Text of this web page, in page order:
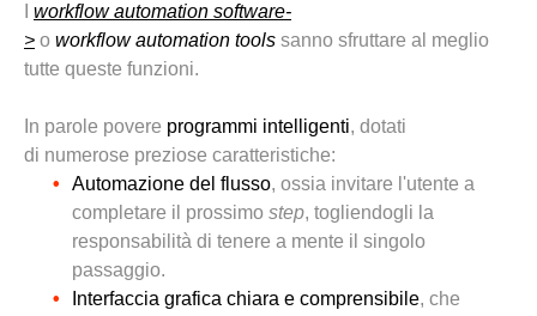
workflowautomation software-
> o workflowautomation tools sanno sfruttare al meglio
tutte queste funzioni.
In parole povere programmi intelligenti, dotati
di numerose preziose caratteristiche:
Automazione del flusso, ossia invitare l'utente a
completare il prossimo step, togliendogli la
responsabilità di tenere a mente il singolo
passaggio.
Interfaccia grafica chiara e comprensibile, che